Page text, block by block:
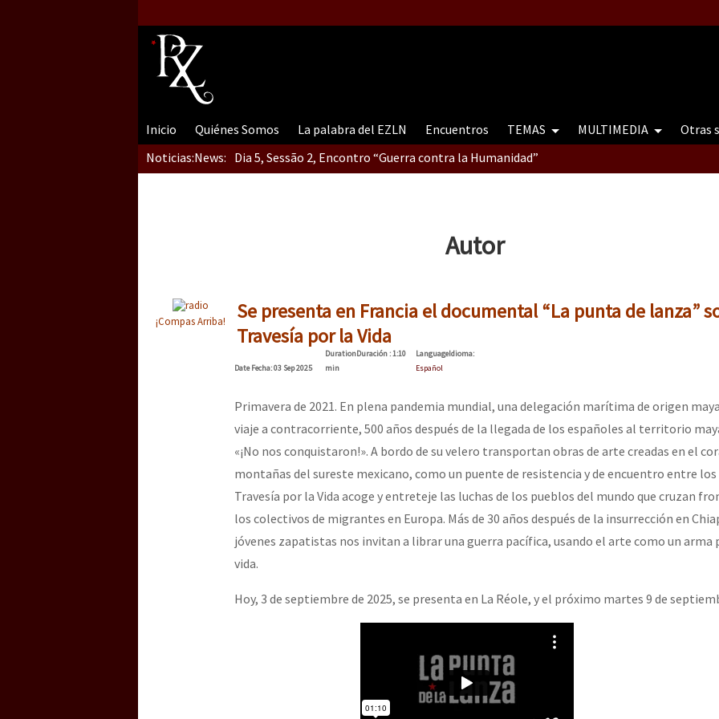
Inicio Quiénes Somos La palabra del EZLN Encuentros TEMAS MULTIMEDIA Otras
Noticias:News: Dia 5, Sessão 2, Encontro “Guerra contra la Humanidad”
Dia 3 do Encontro “Guerra contra a Humanidade”
Dia 2 do Encontro “Guerra contra a Humanidad”
Dia 1: Encontro “Guerra contra a Humanidade”
[CDMX – 20 julio] Jornadas globales por la libertad de Jesús Plácido Galindo y el alto a la
“Sonhando a Terra do Bem Virá” se publica no Estado Espanhol
Se o México sabe, que o mundo saiba! Nossas lutas pela memória, a justiça e a dignidade
Autor
¡Compas Arriba!
Se presenta en Francia el documental “La punta de lanza”
Travesía por la Vida
DateFecha: 03 Sep 2025
DurationDuración: 1:10
min
LanguageIdioma:
Español
Primavera de 2021. En plena pandemia mundial, una delegación marítima de origen
viaje a contracorriente, 500 años después de la llegada de los españoles al territorio
«¡No nos conquistaron!». A bordo de su velero transportan obras de arte creadas en el
montañas del sureste mexicano, como un puente de resistencia y de encuentro entre los
Travesía por la Vida acoge y entreteje las luchas de los pueblos del mundo que cruzan
los colectivos de migrantes en Europa. Más de 30 años después de la insurrección en
jóvenes zapatistas nos invitan a librar una guerra pacífica, usando el arte como un arma
vida.
Hoy, 3 de septiembre de 2025, se presenta en La Réole, y el próximo martes 9 de